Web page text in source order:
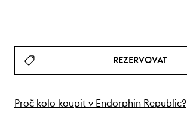
REZERVOVAT
Proč kolo koupit v Endorphin Republic?